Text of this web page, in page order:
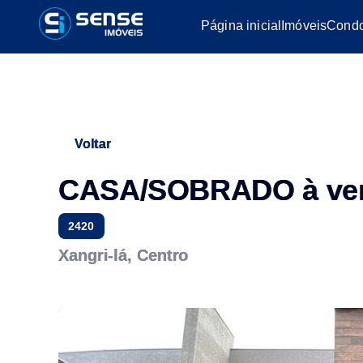
Página inicial Imóveis
Voltar
CASA/SOBRADO à
2420
Xangri-lá, Centro